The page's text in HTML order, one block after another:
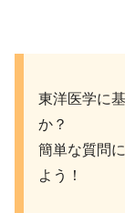
東洋医学に
か？
簡単な質問
よう！